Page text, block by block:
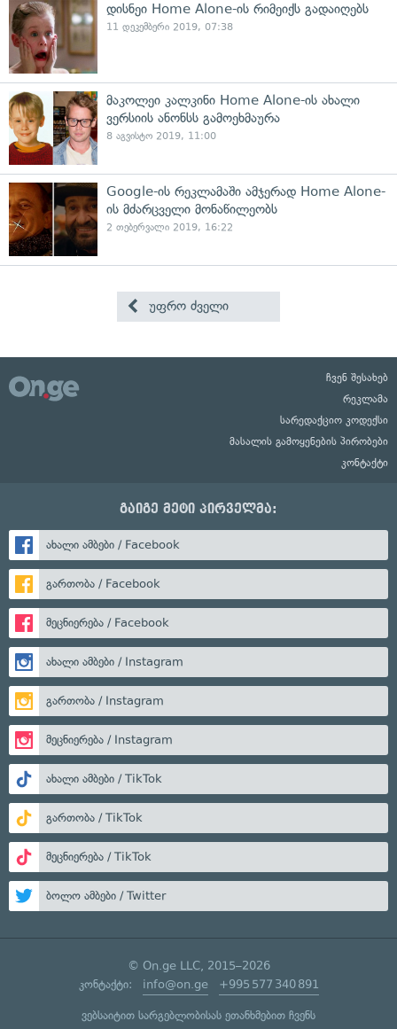
დისნეი Home Alone-ის რიმეიქს გადაიღებს
11 დეკემბერი 2019, 07:38
მაკოლეი კალკინი Home Alone-ის ახალი
ვერსიის ანონსს გამოეხმაურა
8 აგვისტო 2019, 11:00
Google-ის რეკლამაში ამჯერად Home Alone-
ის მძარცველი მონაწილეობს
2 თებერვალი 2019, 16:22
უფრო ძველი
ჩვენ შესახებ
რეკლამა
სარედაქციო კოდექსი
მასალის გამოყენების პირობები
კონტაქტი
გაიგე მეტი პირველმა:
ახალი ამბები / Facebook
გართობა / Facebook
მეცნიერება / Facebook
ახალი ამბები / Instagram
გართობა / Instagram
მეცნიერება / Instagram
ახალი ამბები / TikTok
გართობა / TikTok
მეცნიერება / TikTok
ბოლო ამბები / Twitter
© On.ge LLC, 2015–2026
კონტაქტი: info@on.ge +995 577 340 891
ვებსაიტით სარგებლობისას ეთანხმებით ჩვენს